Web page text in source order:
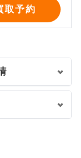
取予約